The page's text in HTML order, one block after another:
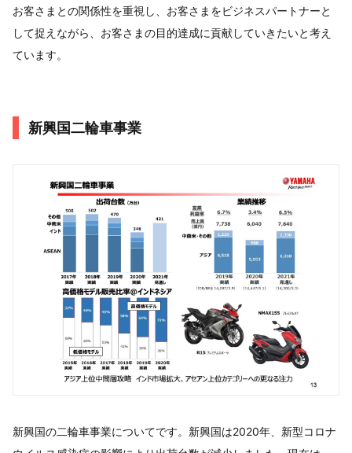
お客さまとの関係性を重視し、お客さまをビジネスパートナーと
して捉えながら、お客さまの目的達成に貢献していきたいと考え
ています。
新興国二輪車事業
新興国の二輪車事業についてです。新興国は2020年、新型コロナ